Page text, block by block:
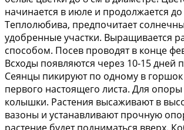
начинается в июле и продолжается
Теплолюбива, предпочитает
удобренные участки. Выращивается
способом. Посев проводят в конце
Всходы появляются через 10-15 дней
Сеянцы пикируют по одному в горшок
первого настоящего листа. Для опоры
колышки. Растения высаживают в
вазоны и устанавливают прочную